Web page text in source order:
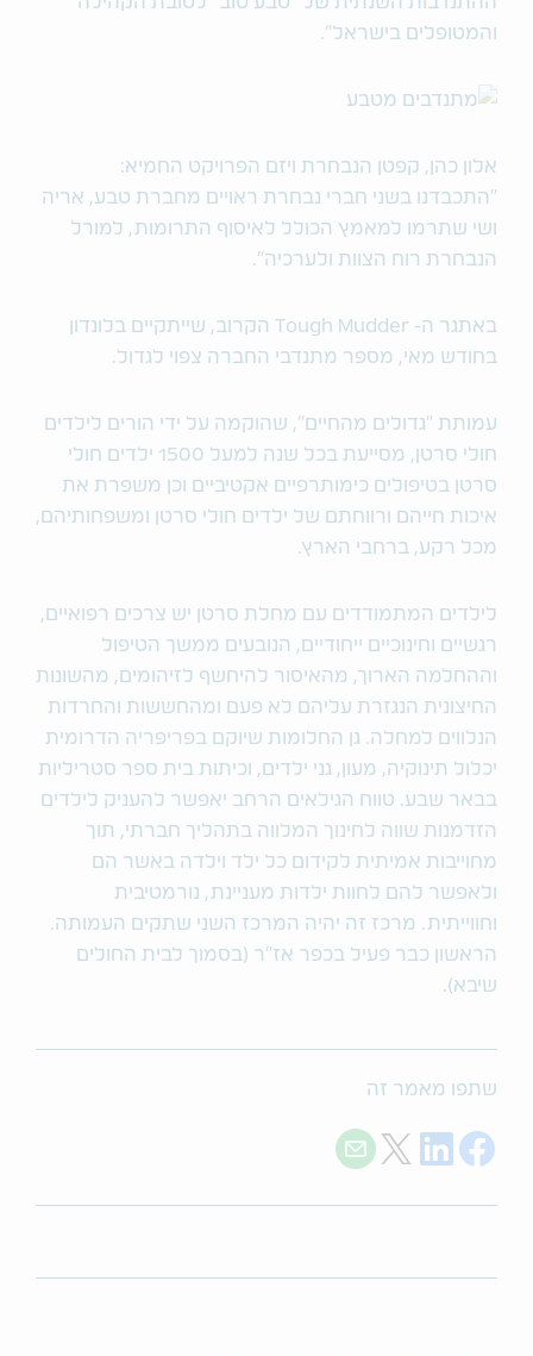
והמטופלים בישראל״.
אלון כהן, קפטן הנבחרת ויזם הפרויקט החמיא:
"התכבדנו בשני חברי נבחרת ראויים מחברת טבע, אריה
ושי שתרמו למאמץ הכולל לאיסוף התרומות, למורל
הנבחרת רוח הצוות ולערכיה".
באתגר ה- Tough Mudder הקרוב, שייתקיים בלונדון
בחודש מאי, מספר מתנדבי החברה צפוי לגדול.
עמותת "גדולים מהחיים", שהוקמה על ידי הורים לילדים
חולי סרטן, מסייעת בכל שנה למעל 1500 ילדים חולי
סרטן בטיפולים כימותרפיים אקטיביים וכן משפרת את
איכות חייהם ורווחתם של ילדים חולי סרטן ומשפחותיהם,
מכל רקע, ברחבי הארץ.
לילדים המתמודדים עם מחלת סרטן יש צרכים רפואיים,
רגשיים וחינוכיים ייחודיים, הנובעים ממשך הטיפול
וההחלמה הארוך, מהאיסור להיחשף לזיהומים, מהשונות
החיצונית הנגזרת עליהם לא פעם ומהחששות והחרדות
הנלווים למחלה. גן החלומות שיוקם בפריפריה הדרומית
יכלול תינוקיה, מעון, גני ילדים, וכיתות בית ספר סטריליות
בבאר שבע. טווח הגילאים הרחב יאפשר להעניק לילדים
הזדמנות שווה לחינוך המלווה בתהליך חברתי, תוך
מחוייבות אמיתית לקידום כל ילד וילדה באשר הם
ולאפשר להם לחוות ילדות מעניינת, נורמטיבית
וחווייתית. מרכז זה יהיה המרכז השני שתקים העמותה.
הראשון כבר פעיל בכפר אז"ר (בסמוך לבית החולים
שיבא).
שתפו מאמר זה
Share on Facebook
Share on LinkedIn
Share on Twitter
Share with E-mail